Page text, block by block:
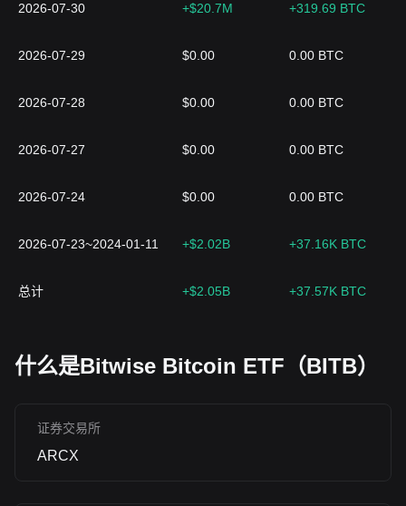
2026-07-30 +$20.7M +319.69 BTC
2026-07-29 $0.00 0.00 BTC
2026-07-28 $0.00 0.00 BTC
2026-07-27 $0.00 0.00 BTC
2026-07-24 $0.00 0.00 BTC
2026-07-23~2024-01-11 +$2.02B +37.16K BTC
总计 +$2.05B +37.57K BTC
什么是Bitwise Bitcoin ETF（BITB）
证券交易所
ARCX